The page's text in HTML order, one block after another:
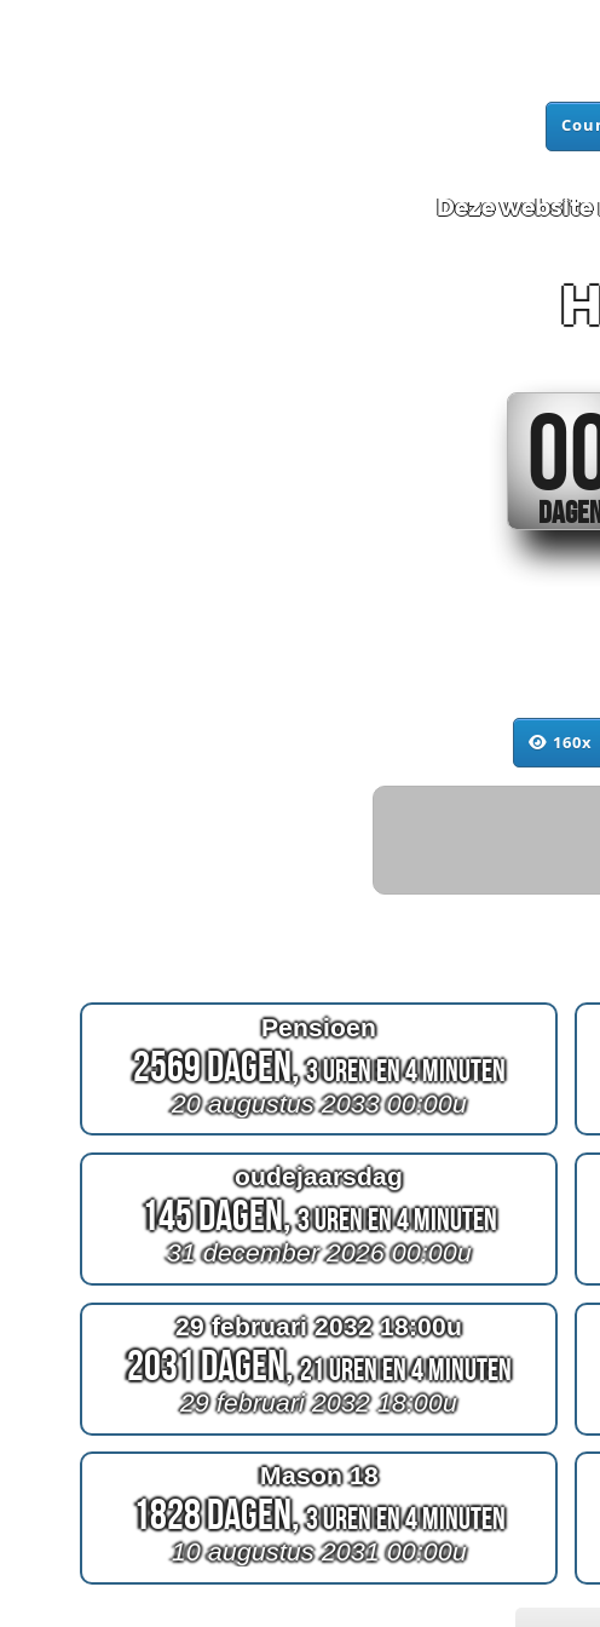
Deze
160x
Pensioen
2569 Dagen,3 Uren en 4 Minuten
20 augustus 2033 00:00u
oudejaarsdag
145 Dagen,3 Uren en 4 Minuten
31 december 2026 00:00u
29 februari 2032 18:00u
2031 Dagen,21 Uren en 4 Minuten
29 februari 2032 18:00u
Mason 18
1828 Dagen,3 Uren en 4 Minuten
10 augustus 2031 00:00u